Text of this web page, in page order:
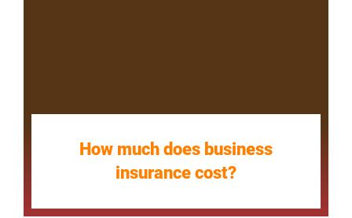
How much does business
insurance cost?